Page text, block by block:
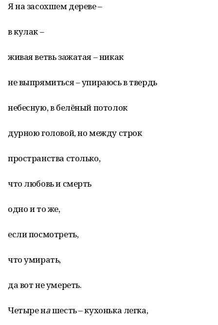
Я на засохшем дереве –
в кулак –
живая ветвь зажатая – никак
не выпрямиться – упираюсь в твердь
небесную, в белёный потолок
дурною головой, но между строк
пространства столько,
что любовь и смерть
одно и то же,
если посмотреть,
что умирать,
да вот не умереть.
Четыре нашесть – кухонька легка,